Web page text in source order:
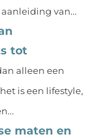
van...
tot
alleen een
is een lifestyle,
maten en